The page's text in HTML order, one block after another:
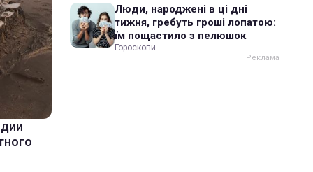
Люди, народжені в ці дні
тижня, гребуть гроші лопатою:
їм пощастило з пелюшок
Гороскопи